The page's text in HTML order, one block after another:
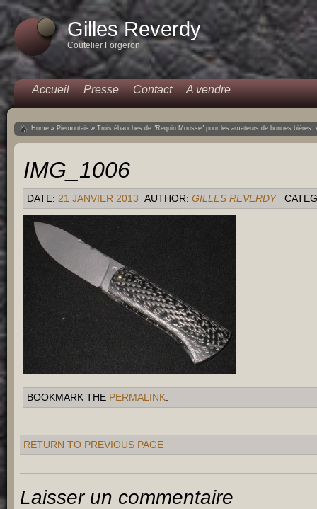
Gilles Reverdy
Coutelier Forgeron
Accueil Presse Contact A vendre
Home » Piémontais » Trois ébauches de "Requin Mousse" pour les amateurs de bonnes bières.
IMG_1006
DATE: 21 JANVIER 2013 AUTHOR: GILLES REVERDY
BOOKMARK THE PERMALINK
RETURN TO PREVIOUS PAGE
Laisser un commentaire